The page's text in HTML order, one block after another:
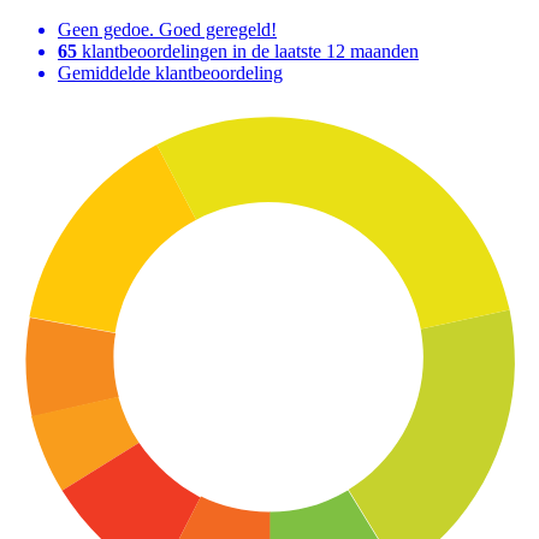
Geen gedoe. Goed geregeld!
65 klantbeoordelingen in de laatste 12 maanden
Gemiddelde klantbeoordeling